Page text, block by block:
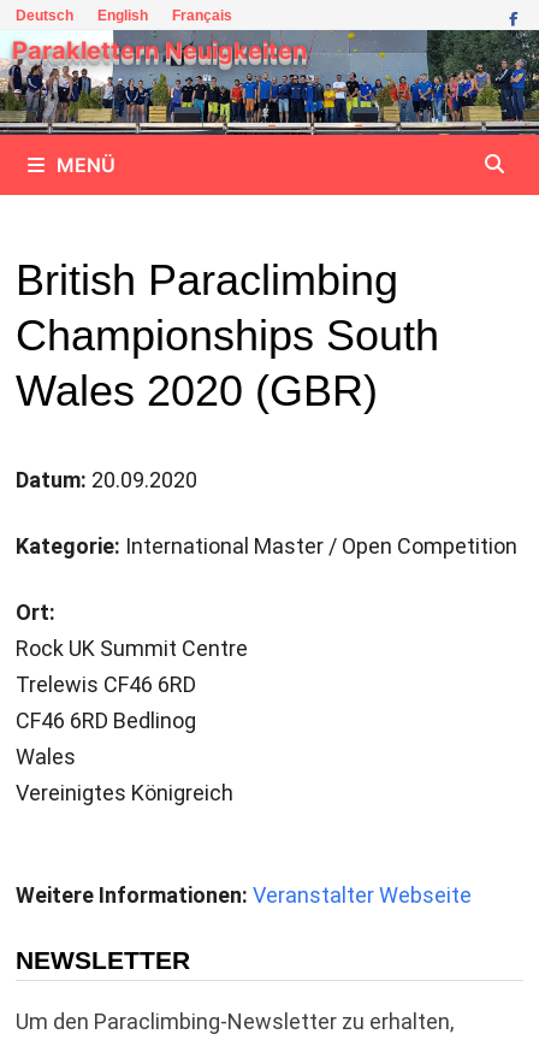
Zum
Inhalt
springen
Deutsch English Français
Paraklettern Neuigkeiten
MENÜ
British Paraclimbing
Championships South
Wales 2020 (GBR)
Datum: 20.09.2020
Kategorie: International Master / Open Competition
Ort:
Rock UK Summit Centre
Trelewis CF46 6RD
CF46 6RD Bedlinog
Wales
Vereinigtes Königreich
Weitere Informationen: Veranstalter Webseite
NEWSLETTER
Um den Paraclimbing-Newsletter zu erhalten,